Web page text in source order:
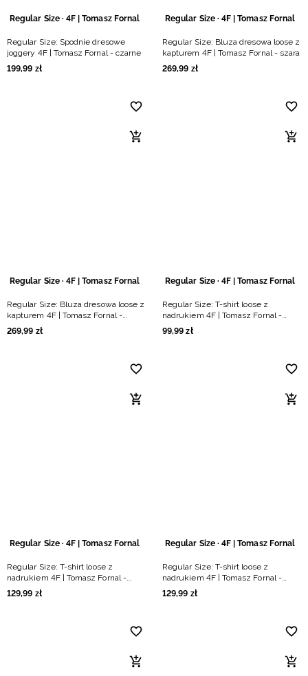
Regular Size · 4F | Tomasz Fornal
Regular Size: Spodnie dresowe
joggery 4F | Tomasz Fornal - czarne
199,99 zł
Regular Size · 4F | Tomasz Fornal
Regular Size: Bluza dresowa loose z
kapturem 4F | Tomasz Fornal - szara
269,99 zł
Regular Size · 4F | Tomasz Fornal
Regular Size: Bluza dresowa loose z
kapturem 4F | Tomasz Fornal -
czarna
269,99 zł
Regular Size · 4F | Tomasz Fornal
Regular Size: T-shirt loose z
nadrukiem 4F | Tomasz Fornal -
kremowy
99,99 zł
Regular Size · 4F | Tomasz Fornal
Regular Size: T-shirt loose z
nadrukiem 4F | Tomasz Fornal -
szary
129,99 zł
Regular Size · 4F | Tomasz Fornal
Regular Size: T-shirt loose z
nadrukiem 4F | Tomasz Fornal -
kremowy
129,99 zł